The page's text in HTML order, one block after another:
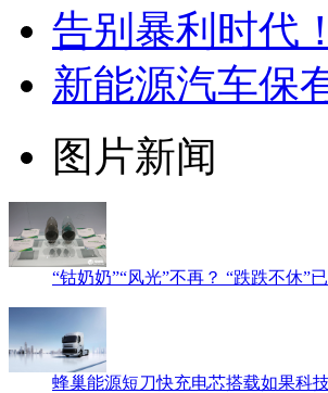
告别暴利时代
新能源汽车保
图片新闻
“钴奶奶”“风光”不再？ “跌跌不休”
蜂巢能源短刀快充电芯搭载如果科